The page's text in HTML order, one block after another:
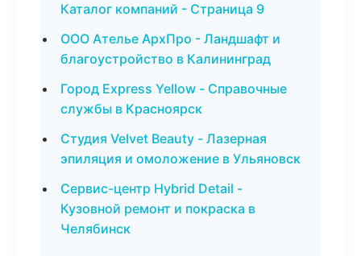
Каталог компаний - Страница 9
ООО Ателье АрхПро - Ландшафт и
благоустройство в Калининград
Город Express Yellow - Справочные
службы в Красноярск
Студия Velvet Beauty - Лазерная
эпиляция и омоложение в Ульяновск
Сервис-центр Hybrid Detail -
Кузовной ремонт и покраска в
Челябинск